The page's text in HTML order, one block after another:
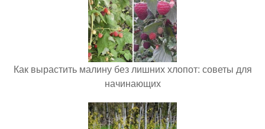
Как вырастить малину без лишних хлопот: советы для
начинающих